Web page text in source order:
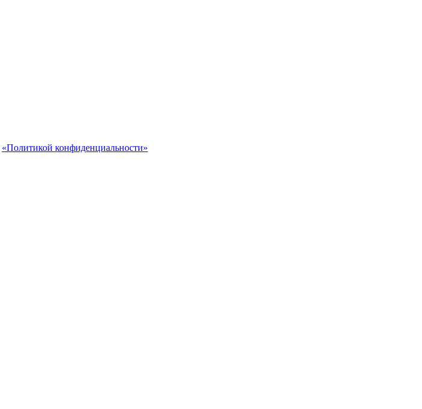
«Политикой конфиденциальности»